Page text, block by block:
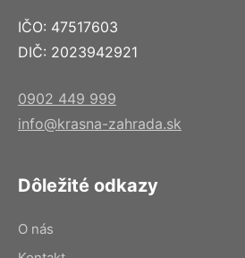
IČO: 47517603
DIČ: 2023942921
0902 449 999
info@krasna-zahrada.sk
Dôležité odkazy
O nás